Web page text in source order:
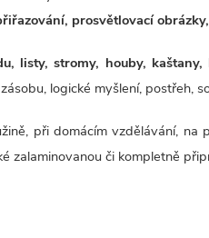
prosvětlovací
listy, stromy, houby,
logické myšlení, postřeh,
při domácím vzdělávání,
zalaminovanou či kompletně